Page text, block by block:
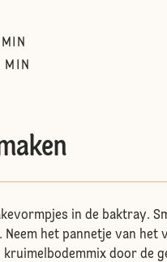
MIN
MIN
in de baktray.
Neem het pannetje van het
kruimelbodemmix door de